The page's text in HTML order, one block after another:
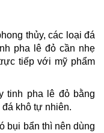
thủy, các loại đá
pha lê đỏ cần nhẹ
tiếp với mỹ phẩm
tinh pha lê đỏ bằng
khô tự nhiên.
bụi bẩn thì nên dùng